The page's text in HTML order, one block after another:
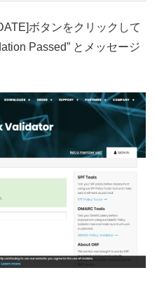
ボタンをクリックして
Passed” とメッセージ